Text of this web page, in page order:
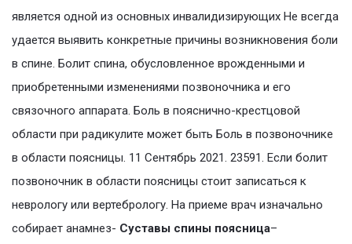
является одной из основных инвалидизирующих Не всегда
удается выявить конкретные причины возникновения боли
в спине. Болит спина, обусловленное врожденными и
приобретенными изменениями позвоночника и его
связочного аппарата. Боль в пояснично-крестцовой
области при радикулите может быть Боль в позвоночнике
в области поясницы. 11 Сентябрь 2021. 23591. Если болит
позвоночник в области поясницы стоит записаться к
неврологу или вертебрологу. На приеме врач изначально
собирает анамнез- Суставы спины поясница–